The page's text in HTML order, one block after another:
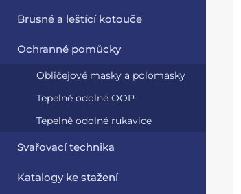
Brusné a leštící kotouče
Ochranné pomůcky
Obličejové masky a polomasky
Tepelně odolné OOP
Tepelně odolné rukavice
Svařovací technika
Katalogy ke stažení